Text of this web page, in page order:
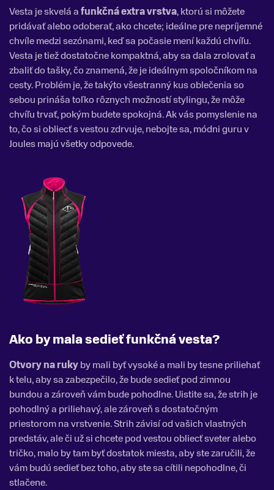
Vesta je skvelá afunkčná extra vrstva, ktorú si môžete
pridávať alebo odoberať, ako chcete; ideálne pre nepríjemné
chvíle medzi sezónami, keď sa počasie mení každú chvíľu.
Vesta je tiež dostatočne kompaktná, aby sa dala zrolovať a
zbaliť do tašky, čo znamená, že je ideálnym spoločníkom na
cesty. Problém je, že takýto všestranný kus oblečenia so
sebou prináša toľko rôznych možností stylingu, že môže
chvíľu trvať, pokým budete spokojná. Ak vás pomyslenie na
to, čo si obliecť s vestou zdrvuje, nebojte sa, módni guru v
Joules majú všetky odpovede.
Ako by mala sedieť funkčná vesta?
Otvory na rukyby mali byť vysoké a mali by tesne priliehať
k telu, aby sa zabezpečilo, že bude sedieť pod zimnou
bundou a zároveň vám bude pohodlne. Uistite sa, že strih je
pohodlný a priliehavý, ale zároveň s dostatočným
priestorom na vrstvenie. Strih závisí od vašich vlastných
predstáv, ale či už si chcete pod vestou obliecť sveter alebo
tričko, malo by tam byť dostatok miesta, aby ste zaručili, že
vám budú sedieť bez toho, aby ste sa cítili nepohodlne, či
stlačene.